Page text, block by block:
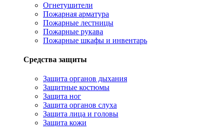
Огнетушители
Пожарная арматура
Пожарные лестницы
Пожарные рукава
Пожарные шкафы и инвентарь
Средства защиты
Защита органов дыхания
Защитные костюмы
Защита ног
Защита органов слуха
Защита лица и головы
Защита кожи